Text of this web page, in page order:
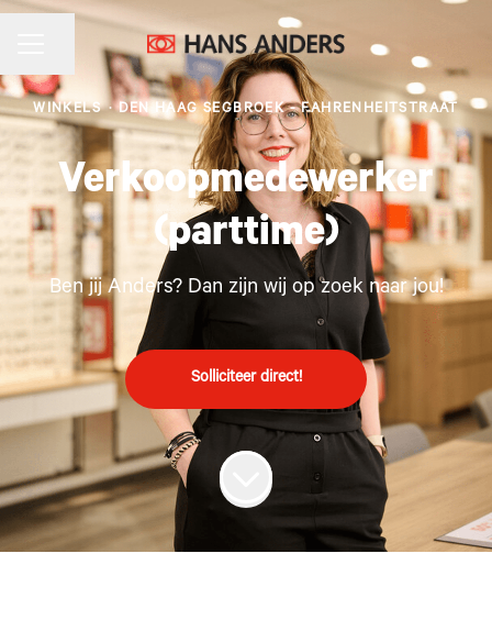
CARRIÈREMENU
Pagina delen
WINKELS · DEN HAAG SEGBROEK - FAHRENHEITSTRAAT
Verkoopmedewerker
(parttime)
Ben jij Anders? Dan zijn wij op zoek naar jou!
Solliciteer direct!